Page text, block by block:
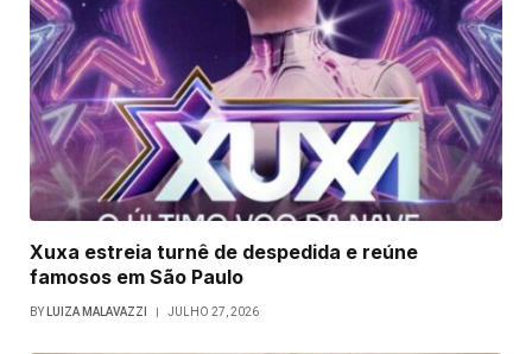
Xuxa estreia turnê de despedida e reúne
famosos em São Paulo
BY LUIZA MALAVAZZI JULHO 27, 2026